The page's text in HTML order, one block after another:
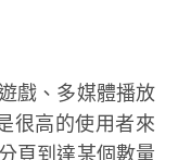
戲、多媒體播放
很高的使用者來
頁到達某個數量